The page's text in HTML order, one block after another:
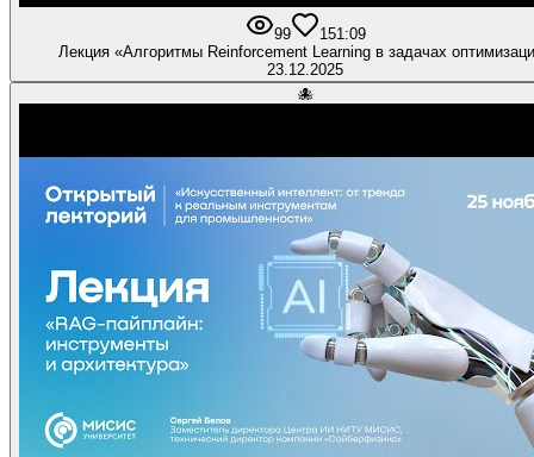
99 151:09
Лекция «Алгоритмы Reinforcement Learning в задачах
23.12.2025
🐙